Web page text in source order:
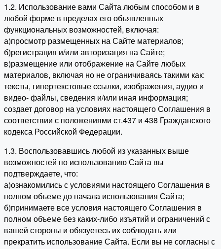
1.2. Использование вами Сайта любым способом и в
любой форме в пределах его объявленных
функциональных возможностей, включая:
а)просмотр размещенных на Сайте материалов;
б)регистрация и/или авторизация на Сайте;
в)размещение или отображение на Сайте любых
материалов, включая но не ограничиваясь такими как:
тексты, гипертекстовые ссылки, изображения, аудио и
видео- файлы, сведения и/или иная информация;
создает договор на условиях настоящего Соглашения в
соответствии с положениями ст.437 и 438 Гражданского
кодекса Российской Федерации.
1.3. Воспользовавшись любой из указанных выше
возможностей по использованию Сайта вы
подтверждаете, что:
а)ознакомились с условиями настоящего Соглашения в
полном объеме до начала использования Сайта;
б)принимаете все условия настоящего Соглашения в
полном объеме без каких-либо изъятий и ограничений с
вашей стороны и обязуетесь их соблюдать или
прекратить использование Сайта. Если вы не согласны с